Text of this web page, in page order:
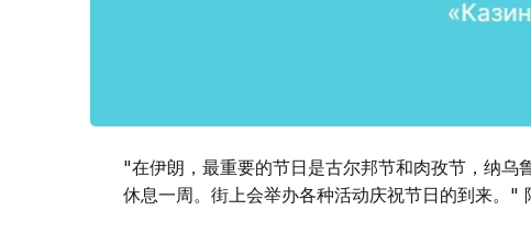
"在伊朗，最重要的节日是古尔邦节和肉孜节，纳乌
休息一周。街上会举办各种活动庆祝节日的到来。"